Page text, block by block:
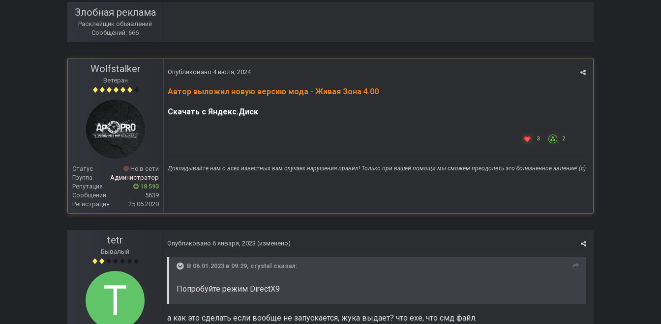
Злобная реклама
Расклейщик объявлений
Сообщений: 666
Wolfstalker
Ветеран
Статус
Не в сети
Группа
Администратор
Репутация
18 593
Сообщений
5639
Регистрация
25.06.2020
Опубликовано 4 июля, 2024
Автор выложил новую версию мода - Живая Зона 4.00
Скачать с Яндекс.Диск
3 2
Докладывайте нам о всех известных вам случаях нарушения правил! Только при вашей помощи мы сможем преодолеть это болезненное явление! (с)
tetr
Бывалый
Опубликовано 6 января, 2023 (изменено)
В 06.01.2023 в 09:29, crystal сказал:
Попробуйте режим DirectX9
а как это сделать если вообще не запускается, жука выдает? что ехе, что смд файл.